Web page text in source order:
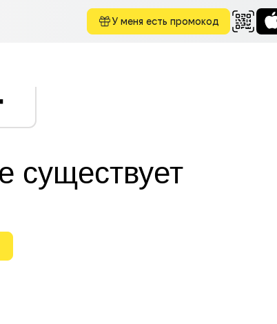
У меня есть промокод
существует